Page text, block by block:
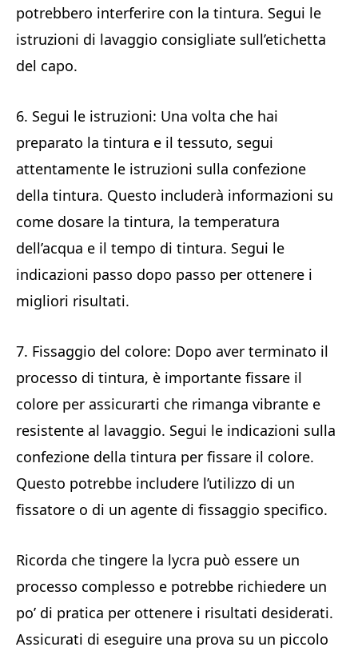
potrebbero interferire con la tintura. Segui le
istruzioni di lavaggio consigliate sull’etichetta
del capo.
6. Segui le istruzioni: Una volta che hai
preparato la tintura e il tessuto, segui
attentamente le istruzioni sulla confezione
della tintura. Questo includerà informazioni su
come dosare la tintura, la temperatura
dell’acqua e il tempo di tintura. Segui le
indicazioni passo dopo passo per ottenere i
migliori risultati.
7. Fissaggio del colore: Dopo aver terminato il
processo di tintura, è importante fissare il
colore per assicurarti che rimanga vibrante e
resistente al lavaggio. Segui le indicazioni sulla
confezione della tintura per fissare il colore.
Questo potrebbe includere l’utilizzo di un
fissatore o di un agente di fissaggio specifico.
Ricorda che tingere la lycra può essere un
processo complesso e potrebbe richiedere un
po’ di pratica per ottenere i risultati desiderati.
Assicurati di eseguire una prova su un piccolo